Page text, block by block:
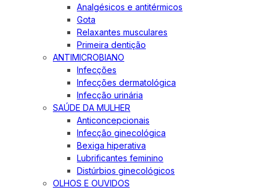
Analgésicos e antitérmicos
Gota
Relaxantes musculares
Primeira dentição
ANTIMICROBIANO
Infecções
Infecções dermatológica
Infecção urinária
SAÚDE DA MULHER
Anticoncepcionais
Infecção ginecológica
Bexiga hiperativa
Lubrificantes feminino
Distúrbios ginecológicos
OLHOS E OUVIDOS